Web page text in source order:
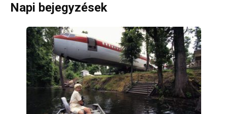
Napi bejegyzések